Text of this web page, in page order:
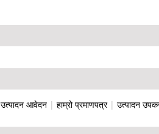
उत्पादन आवेदन | हाम्रो प्रमाणपत्र| उत्पादन